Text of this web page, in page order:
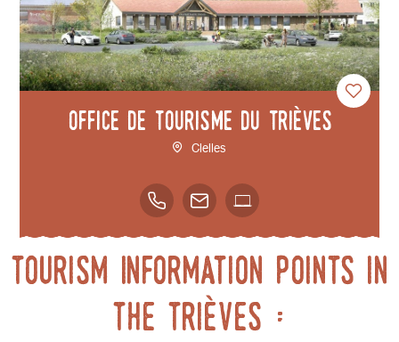
Office de Tourisme du Trièves
Clelles
Tourism Information Points in
the Trièves :